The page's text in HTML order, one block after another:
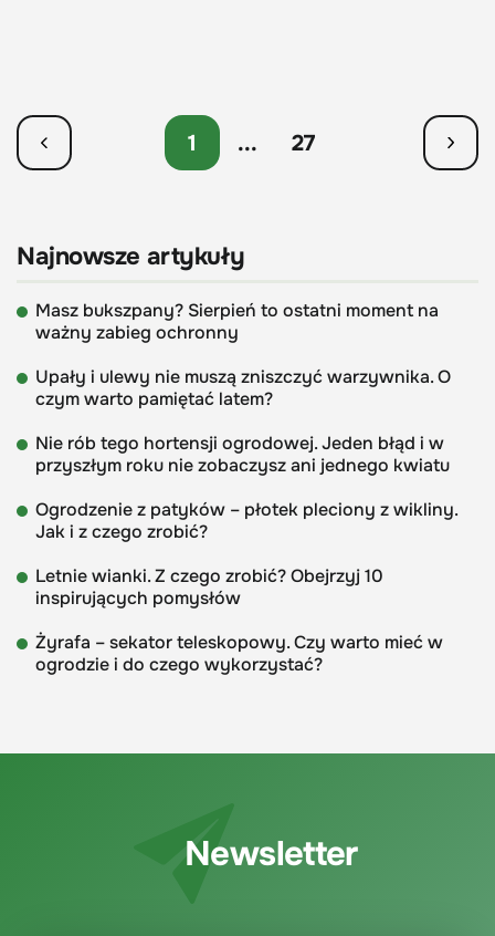
1 ... 27
Najnowsze artykuły
Masz bukszpany? Sierpień to ostatni moment na
ważny zabieg ochronny
Upały i ulewy nie muszą zniszczyć warzywnika. O
czym warto pamiętać latem?
Nie rób tego hortensji ogrodowej. Jeden błąd i w
przyszłym roku nie zobaczysz ani jednego kwiatu
Ogrodzenie z patyków – płotek pleciony z wikliny.
Jak i z czego zrobić?
Letnie wianki. Z czego zrobić? Obejrzyj 10
inspirujących pomysłów
Żyrafa – sekator teleskopowy. Czy warto mieć w
ogrodzie i do czego wykorzystać?
Newsletter